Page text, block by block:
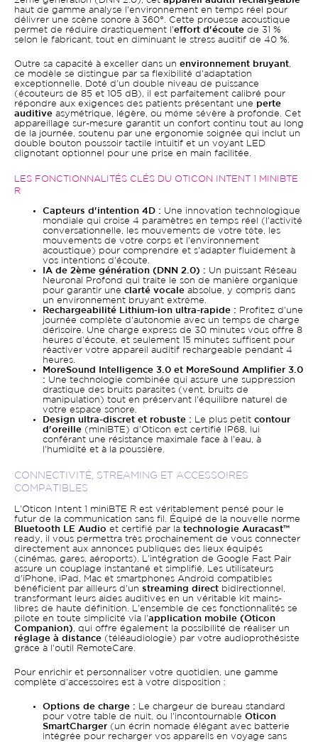
haut de gamme analyse l'environnement en temps réel pour
délivrer une scène sonore à 360°. Cette prouesse acoustique
permet de réduire drastiquement l'effort d'écoute de 31 %
selon le fabricant, tout en diminuant le stress auditif de 40 %.
Outre sa capacité à exceller dans un environnement bruyant
ce modèle se distingue par sa flexibilité d'adaptation
exceptionnelle. Doté d'un double niveau de puissance
(écouteurs de 85 et 105 dB), il est parfaitement calibré pour
répondre aux exigences des patients présentant une perte
auditive asymétrique, légère, ou même sévère à profonde. Cet
appareillage sur-mesure garantit un confort continu tout au long
de la journée, soutenu par une ergonomie soignée qui inclut un
double bouton poussoir tactile intuitif et un voyant LED
clignotant optionnel pour une prise en main facilitée.
LES FONCTIONNALITÉS CLÉS DU OTICON INTENT 1 MINIBTE
R
Capteurs d'intention 4D : Une innovation technologique
mondiale qui croise 4 paramètres en temps réel (l'activité
conversationnelle, les mouvements de votre tête, les
mouvements de votre corps et l'environnement
acoustique) pour comprendre et s'adapter fluidement à
vos intentions d'écoute.
IA de 2ème génération (DNN 2.0) : Un puissant Réseau
Neuronal Profond qui traite le son de manière organique
pour garantir une clarté vocale absolue, y compris dans
un environnement bruyant extrême.
Rechargeabilité Lithium-ion ultra-rapide : Profitez d'une
journée complète d'autonomie avec un temps de charge
dérisoire. Une charge express de 30 minutes vous offre 8
heures d'écoute, et seulement 15 minutes suffisent pour
réactiver votre appareil auditif rechargeable pendant 4
heures.
MoreSound Intelligence 3.0 et MoreSound Amplifier 3.0
: Une technologie combinée qui assure une suppression
drastique des bruits parasites (vent, bruits de
manipulation) tout en préservant l'équilibre naturel de
votre espace sonore.
Design ultra-discret et robuste : Le plus petit contour
d'oreille (miniBTE) d'Oticon est certifié IP68, lui
conférant une résistance maximale face à l'eau, à
l'humidité et à la poussière.
CONNECTIVITÉ, STREAMING ET ACCESSOIRES
COMPATIBLES
L'Oticon Intent 1 miniBTE R est véritablement pensé pour le
futur de la communication sans fil. Équipé de la nouvelle norme
Bluetooth LE Audio et certifié par la technologie Auracast™
ready, il vous permettra très prochainement de vous connecter
directement aux annonces publiques des lieux équipés
(cinémas, gares, aéroports). L'intégration de Google Fast Pair
assure un couplage instantané et simplifié. Les utilisateurs
d'iPhone, iPad, Mac et smartphones Android compatibles
bénéficient par ailleurs d'un streaming direct bidirectionnel,
transformant leurs aides auditives en un véritable kit mains-
libres de haute définition. L'ensemble de ces fonctionnalités se
pilote en toute simplicité via l'application mobile (Oticon
Companion) , qui offre également la possibilité de réaliser un
réglage à distance (téléaudiologie) par votre audioprothésiste
grâce à l'outil RemoteCare.
Pour enrichir et personnaliser votre quotidien, une gamme
complète d'accessoires est à votre disposition :
Options de charge : Le chargeur de bureau standard
pour votre table de nuit, ou l'incontournable Oticon
SmartCharger (un écrin nomade élégant avec batterie
intégrée pour recharger vos appareils en voyage sans